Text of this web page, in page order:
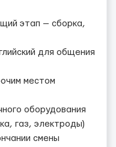
этап — сборка,
для общения
местом
оборудования
газ, электроды)
смены